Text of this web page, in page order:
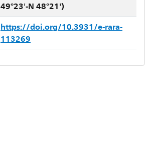
49°23'-N 48°21')
https://doi.org/10.3931/e-rara-
113269